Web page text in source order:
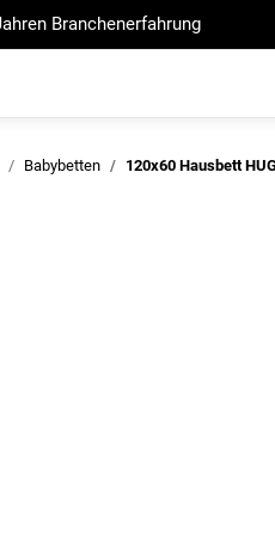
Branchenerfahrung
Babybetten 120x60 Hausbett